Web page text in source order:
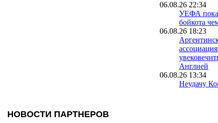
06.08.26 22:34
УЕФА пока
бойкота
06.08.26 18:23
Англией
06.08.26 13:34
Неудачу